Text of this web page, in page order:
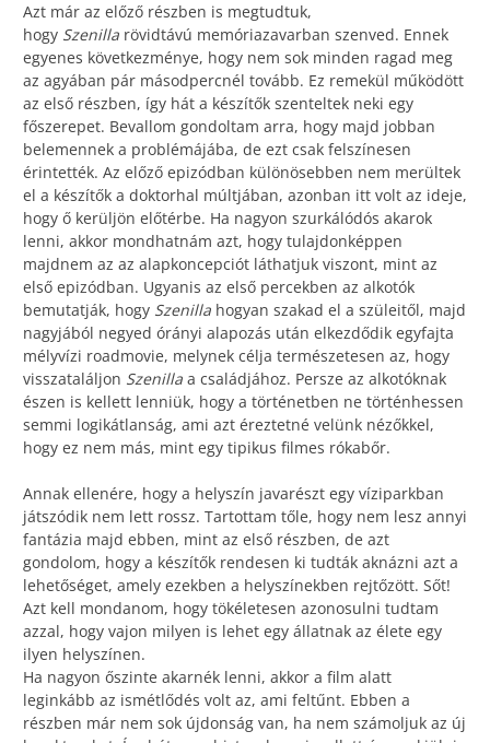
Azt már az előző részben is megtudtuk,
hogy Szenilla rövidtávú memóriazavarban szenved. Ennek
egyenes következménye, hogy nem sok minden ragad meg
az agyában pár másodpercnél tovább. Ez remekül működött
az első részben, így hát a készítők szenteltek neki egy
főszerepet. Bevallom gondoltam arra, hogy majd jobban
belemennek a problémájába, de ezt csak felszínesen
érintették. Az előző epizódban különösebben nem merültek
el a készítők a doktorhal múltjában, azonban itt volt az ideje,
hogy ő kerüljön előtérbe. Ha nagyon szurkálódós akarok
lenni, akkor mondhatnám azt, hogy tulajdonképpen
majdnem az az alapkoncepciót láthatjuk viszont, mint az
első epizódban. Ugyanis az első percekben az alkotók
bemutatják, hogy Szenilla hogyan szakad el a szüleitől, majd
nagyjából negyed órányi alapozás után elkezdődik egyfajta
mélyvízi roadmovie, melynek célja természetesen az, hogy
visszataláljon Szenilla a családjához. Persze az alkotóknak
észen is kellett lenniük, hogy a történetben ne történhessen
semmi logikátlanság, ami azt éreztetné velünk nézőkkel,
hogy ez nem más, mint egy tipikus filmes rókabőr.
Annak ellenére, hogy a helyszín javarészt egy víziparkban
játszódik nem lett rossz. Tartottam tőle, hogy nem lesz annyi
fantázia majd ebben, mint az első részben, de azt
gondolom, hogy a készítők rendesen ki tudták aknázni azt a
lehetőséget, amely ezekben a helyszínekben rejtőzött. Sőt!
Azt kell mondanom, hogy tökéletesen azonosulni tudtam
azzal, hogy vajon milyen is lehet egy állatnak az élete egy
ilyen helyszínen.
Ha nagyon őszinte akarnék lenni, akkor a film alatt
leginkább az ismétlődés volt az, ami feltűnt. Ebben a
részben már nem sok újdonság van, ha nem számoljuk az új